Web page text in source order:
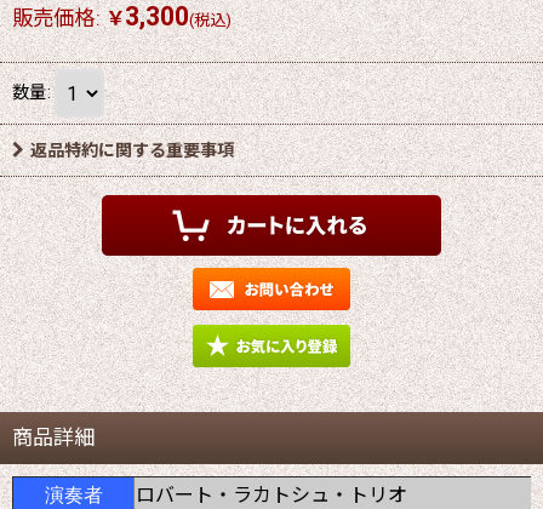
販売価格: ￥3,300(税込)
数量:
返品特約に関する重要事項
商品詳細
演奏者 ロバート・ラカトシュ・トリオ